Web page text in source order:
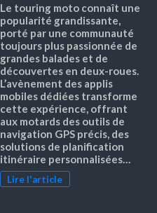
Le touring moto connaît une
popularité grandissante,
porté par une communauté
toujours plus passionnée de
grandes balades et de
découvertes en deux-roues.
L’avènement des applis
mobiles dédiées transforme
cette expérience, offrant
aux motards des outils de
navigation GPS précis, des
solutions de planification
itinéraire personnalisées…
Lire l'article